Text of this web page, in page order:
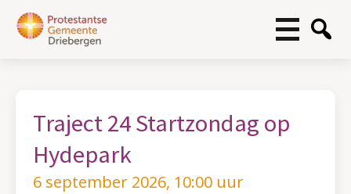
Traject 24 Startzondag op
Hydepark
6 september 2026, 10:00 uur